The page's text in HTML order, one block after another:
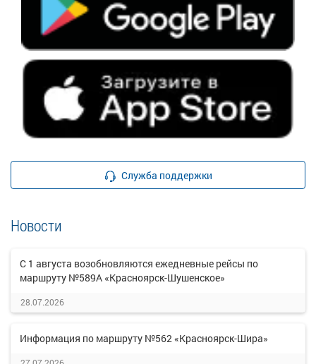
Служба поддержки
Новости
С 1 августа возобновляются ежедневные рейсы по
маршруту №589А «Красноярск-Шушенское»
28.07.2026
Информация по маршруту №562 «Красноярск-Шира»